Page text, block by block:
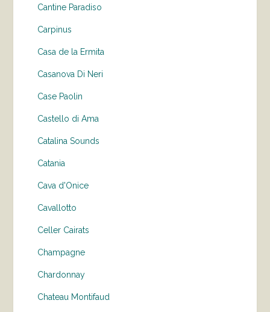
Cantine Paradiso
Carpinus
Casa de la Ermita
Casanova Di Neri
Case Paolin
Castello di Ama
Catalina Sounds
Catania
Cava d'Onice
Cavallotto
Celler Cairats
Champagne
Chardonnay
Chateau Montifaud